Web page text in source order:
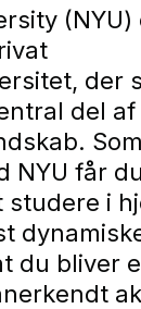
(NYU)
der
del af
Som
NYU får
studere i
du bliver